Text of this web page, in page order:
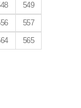
549
557
565